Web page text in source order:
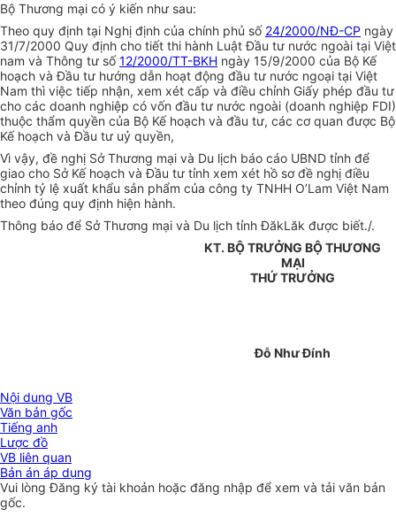
Bộ Thương mại có ý kiến như sau:
Theo quy định tại Nghị định của chính phủ số 24/2000/NĐ-CP ngày
31/7/2000 Quy định cho tiết thi hành Luật Đầu tư nước ngoài tại Việt
nam và Thông tư số12/2000/TT-BKH ngày 15/9/2000 của Bộ Kế
hoạch và Đầu tư hướng dẫn hoạt động đầu tư nước ngoại tại Việt
Nam thì việc tiếp nhận, xem xét cấp và điều chỉnh Giấy phép đầu tư
cho các doanh nghiệp có vốn đầu tư nước ngoài (doanh nghiệp FDI)
thuộc thẩm quyền của Bộ Kế hoạch và đầu tư, các cơ quan được Bộ
Kế hoạch và Đầu tư uỷ quyền,
Vì vậy, đề nghị Sở Thương mại và Du lịch báo cáo UBND tỉnh để
giao cho Sở Kế hoạch và Đầu tư tỉnh xem xét hồ sơ đề nghị điều
chỉnh tỷ lệ xuất khẩu sản phẩm của công ty TNHH O’Lam Việt Nam
theo đúng quy định hiện hành.
Thông báo để Sở Thương mại và Du lịch tỉnh ĐăkLăk được biết./.
KT. BỘ TRƯỞNG BỘ THƯƠNG
MẠI
THỨ TRƯỞNG
Đỗ Như Đính
Nội dung VB
Văn bản gốc
Tiếng anh
Lược đồ
VB liên quan
Bản án áp dụng
Vui lòngĐăng ký tài khoản hoặc đăng nhập để xem và tải văn bản
gốc.